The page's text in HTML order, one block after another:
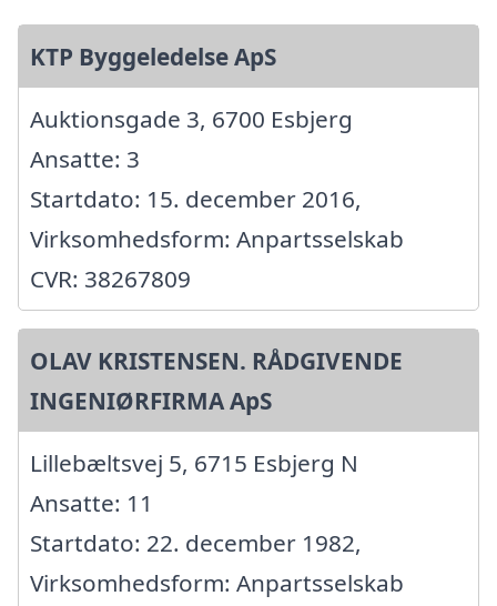
KTP Byggeledelse ApS
Auktionsgade 3, 6700 Esbjerg
Ansatte: 3
Startdato: 15. december 2016,
Virksomhedsform: Anpartsselskab
CVR: 38267809
OLAV KRISTENSEN. RÅDGIVENDE
INGENIØRFIRMA ApS
Lillebæltsvej 5, 6715 Esbjerg N
Ansatte: 11
Startdato: 22. december 1982,
Virksomhedsform: Anpartsselskab